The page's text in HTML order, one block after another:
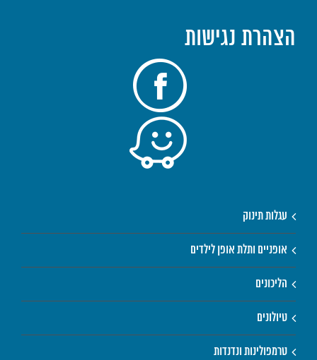
הצהרת נגישות
עגלות תינוק
אופניים ותלת אופן לילדים
הליכונים
טיולונים
טרמפולינות ונדנדות